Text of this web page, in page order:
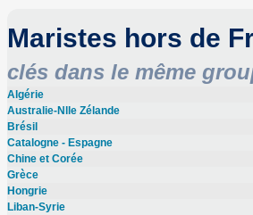
Maristes hors de
clés dans le même
Algérie
Australie-Nlle Zélande
Brésil
Catalogne - Espagne
Chine et Corée
Grèce
Hongrie
Liban-Syrie